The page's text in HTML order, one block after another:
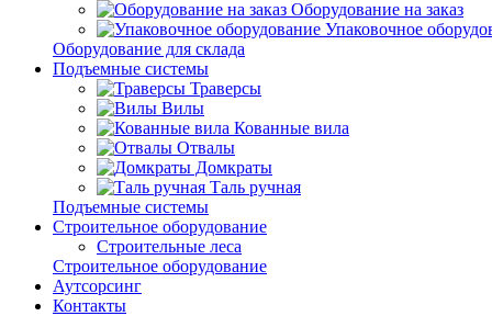
Оборудование на заказ
Упаковочное
Оборудование для склада
Подъемные системы
Траверсы
Вилы
Кованные вила
Отвалы
Домкраты
Таль ручная
Подъемные системы
Строительное оборудование
Строительные леса
Строительное оборудование
Аутсорсинг
Контакты